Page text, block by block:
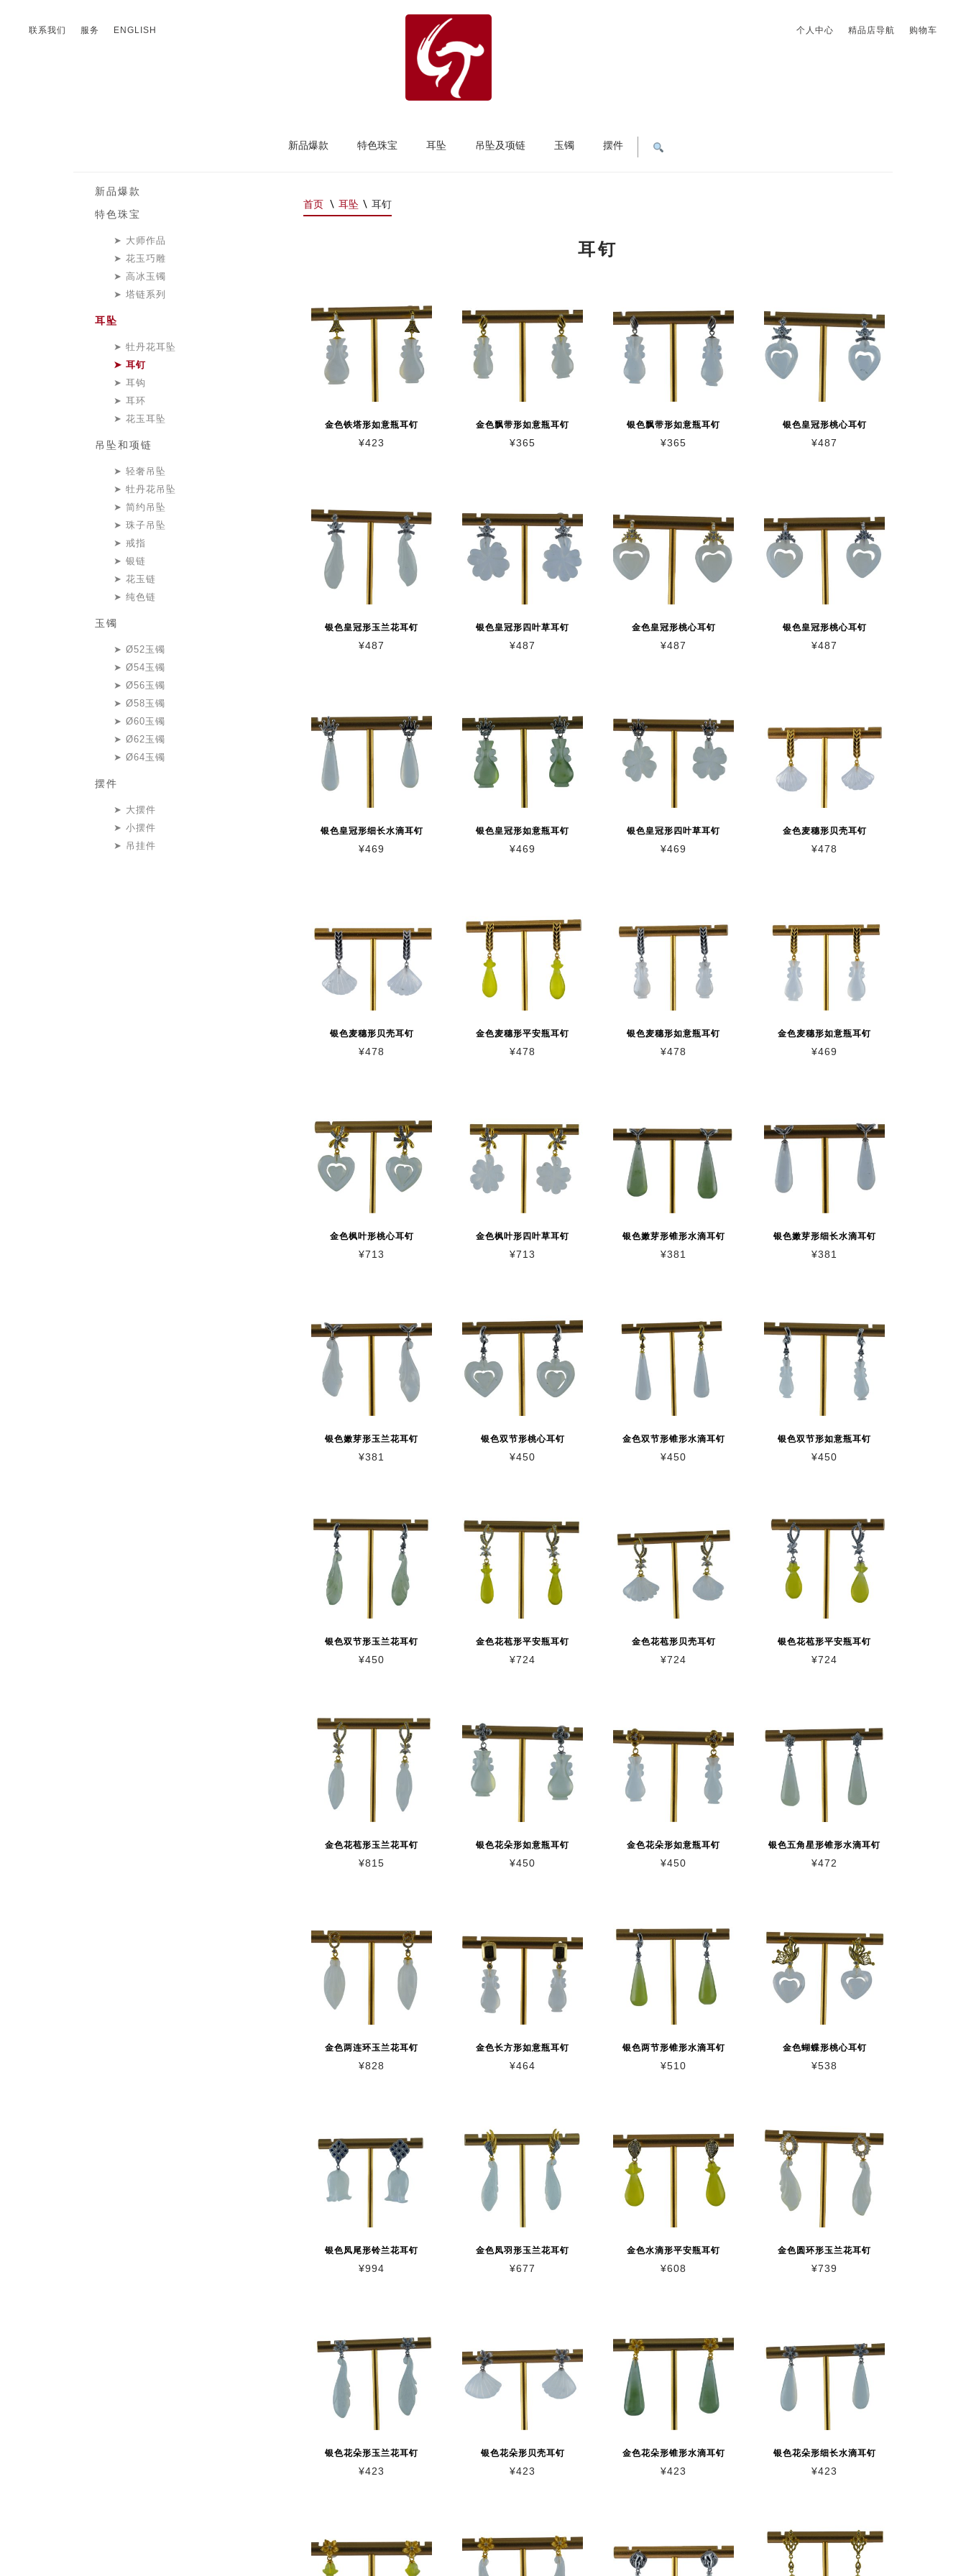
联系我们 服务 ENGLISH 个人中心 精品店导航 购物车
新品爆款 特色珠宝 耳坠 吊坠及项链 玉镯 摆件
新品爆款
特色珠宝
大师作品
花玉巧雕
高冰玉镯
塔链系列
耳坠
牡丹花耳坠
耳钉
耳钩
耳环
花玉耳坠
吊坠和项链
轻奢吊坠
牡丹花吊坠
简约吊坠
珠子吊坠
戒指
银链
花玉链
纯色链
玉镯
Ø52玉镯
Ø54玉镯
Ø56玉镯
Ø58玉镯
Ø60玉镯
Ø62玉镯
Ø64玉镯
摆件
大摆件
小摆件
吊挂件
首页 \ 耳坠 \ 耳钉
耳钉
金色铁塔形如意瓶耳钉
¥423
金色飘带形如意瓶耳钉
¥365
银色飘带形如意瓶耳钉
¥365
银色皇冠形桃心耳钉
¥487
银色皇冠形玉兰花耳钉
¥487
银色皇冠形四叶草耳钉
¥487
金色皇冠形桃心耳钉
¥487
银色皇冠形桃心耳钉
¥487
银色皇冠形细长水滴耳钉
¥469
银色皇冠形如意瓶耳钉
¥469
银色皇冠形四叶草耳钉
¥469
金色麦穗形贝壳耳钉
¥478
银色麦穗形贝壳耳钉
¥478
金色麦穗形平安瓶耳钉
¥478
银色麦穗形如意瓶耳钉
¥478
金色麦穗形如意瓶耳钉
¥469
金色枫叶形桃心耳钉
¥713
金色枫叶形四叶草耳钉
¥713
银色嫩芽形锥形水滴耳钉
¥381
银色嫩芽形细长水滴耳钉
¥381
银色嫩芽形玉兰花耳钉
¥381
银色双节形桃心耳钉
¥450
金色双节形锥形水滴耳钉
¥450
银色双节形如意瓶耳钉
¥450
银色双节形玉兰花耳钉
¥450
金色花苞形平安瓶耳钉
¥724
金色花苞形贝壳耳钉
¥724
银色花苞形平安瓶耳钉
¥724
金色花苞形玉兰花耳钉
¥815
银色花朵形如意瓶耳钉
¥450
金色花朵形如意瓶耳钉
¥450
银色五角星形锥形水滴耳钉
¥472
金色两连环玉兰花耳钉
¥828
金色长方形如意瓶耳钉
¥464
银色两节形锥形水滴耳钉
¥510
金色蝴蝶形桃心耳钉
¥538
银色凤尾形铃兰花耳钉
¥994
金色凤羽形玉兰花耳钉
¥677
金色水滴形平安瓶耳钉
¥608
金色圆环形玉兰花耳钉
¥739
银色花朵形玉兰花耳钉
¥423
银色花朵形贝壳耳钉
¥423
金色花朵形锥形水滴耳钉
¥423
银色花朵形细长水滴耳钉
¥423